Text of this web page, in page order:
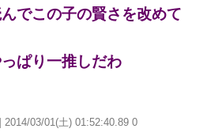
でこの子の賢さを改めて
ぱり一推しだわ
2014/03/01(土) 01:52:40.89 0